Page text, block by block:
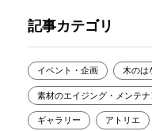
記事カテゴリ
イベント・企画 木のは
素材のエイジング・メンテナ
ギャラリー アトリエ